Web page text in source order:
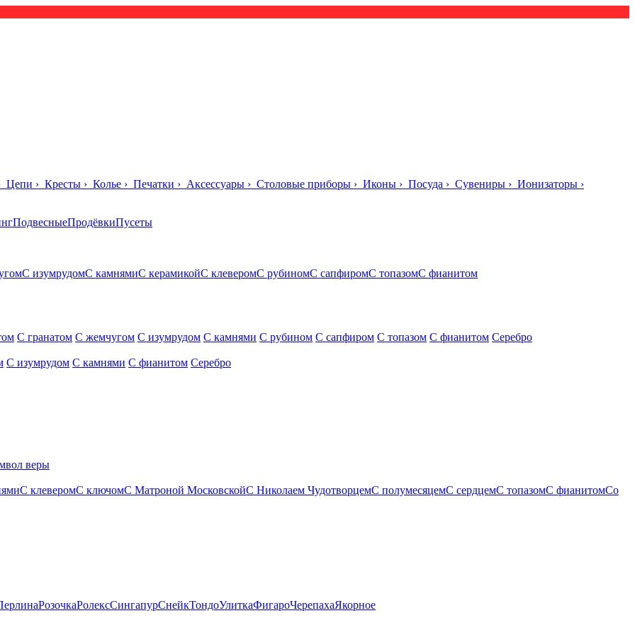
Цепи › Кресты › Колье › Печатки › Аксессуары › Столовые приборы › Иконы › Посуда › Сувениры › Ионизаторы ›
ПодвесныеПродёвкиПусеты
С изумрудомС камнямиС керамикойС клеверомС рубиномС сапфиромС топазомС фианитом
С гранатом С жемчугом С изумрудом С камнями С рубином С сапфиром С топазом С фианитом Серебро
С изумрудом С камнями С фианитом Серебро
веры
С клеверомС ключомС Матроной МосковскойС Николаем ЧудотворцемС полумесяцемС сердцемС топазомС фианитомСо
РозочкаРолексСингапурСнейкТондоУлиткаФигароЧерепахаЯкорное